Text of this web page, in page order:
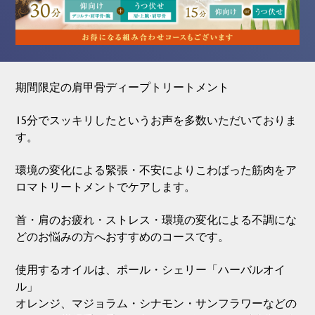
期間限定の肩甲骨ディープトリートメント
15分でスッキリしたというお声を多数いただいておりま
す。
環境の変化による緊張・不安によりこわばった筋肉をア
ロマトリートメントでケアします。
首・肩のお疲れ・ストレス・環境の変化による不調にな
どのお悩みの方へおすすめのコースです。
使用するオイルは、ポール・シェリー「ハーバルオイ
ル」
オレンジ、マジョラム・シナモン・サンフラワーなどの